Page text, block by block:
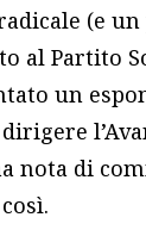
(e
al Partito
un
nota di